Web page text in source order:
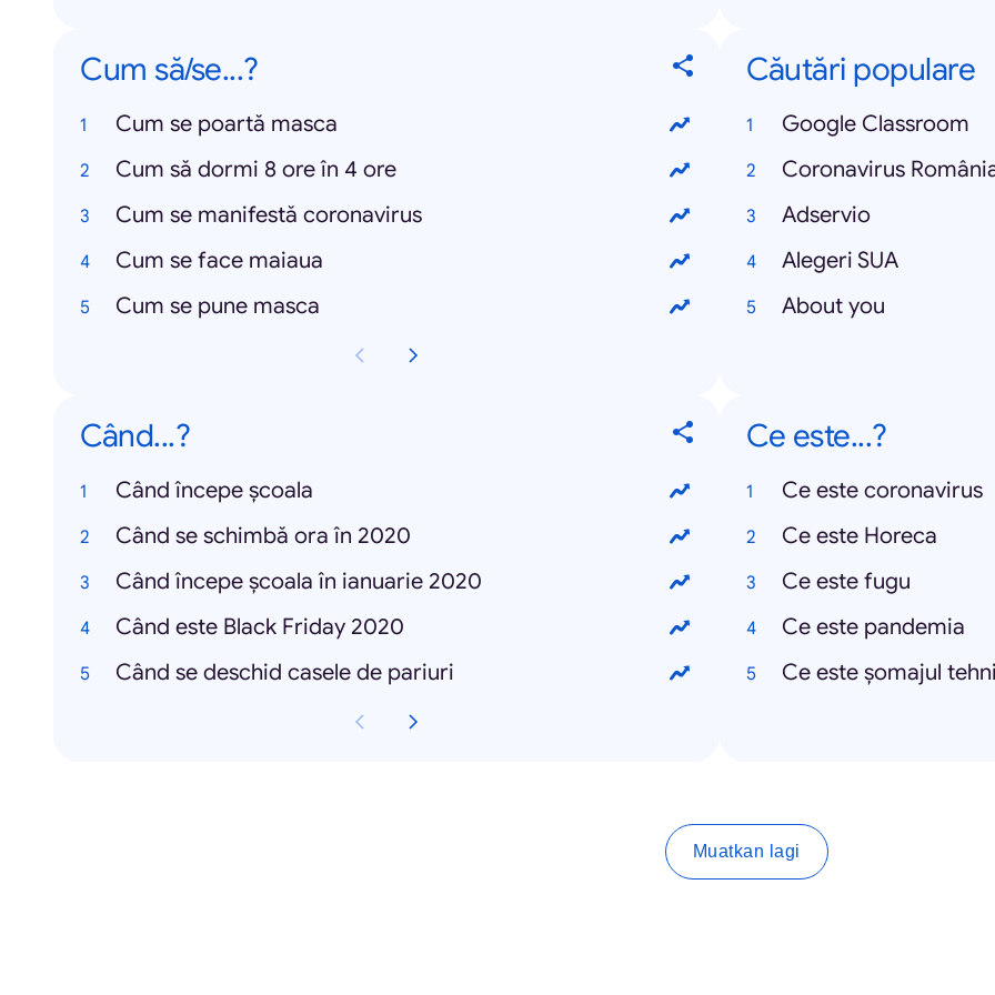
Cum să/se...?
Cum se poartă masca
Cum să dormi 8 ore în 4 ore
Cum se manifestă coronavirus
Cum se face maiaua
Cum se pune masca
Căutări populare
Google Classroom
Coronavirus
Adservio
Alegeri SUA
About you
Când...?
Când începe școala
Când se schimbă ora în 2020
Când începe școala în ianuarie 2020
Când este Black Friday 2020
Când se deschid casele de pariuri
Ce este...?
Ce este coronavirus
Ce este Horeca
Ce este fugu
Ce este pandemia
Ce este șomajul
Muatkan lagi